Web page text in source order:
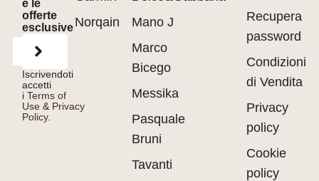
e le
offerte
esclusive
Iscrivendoti
accetti
iTerms of
Use & Privacy
Policy.
Norqain
Mano J
Marco
Bicego
Messika
Pasquale
Bruni
Tavanti
Recupera
password
Condizioni
di Vendita
Privacy
policy
Cookie
policy